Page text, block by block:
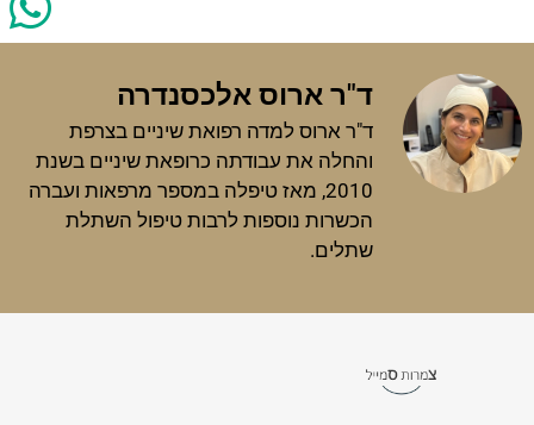
ד"ר ארוס אלכסנדרה
ד"ר ארוס למדה רפואת שיניים בצרפת
והחלה את עבודתה כרופאת שיניים בשנת
2010, מאז טיפלה במספר מרפאות ועברה
הכשרות נוספות לרבות טיפול השתלת
שתלים.